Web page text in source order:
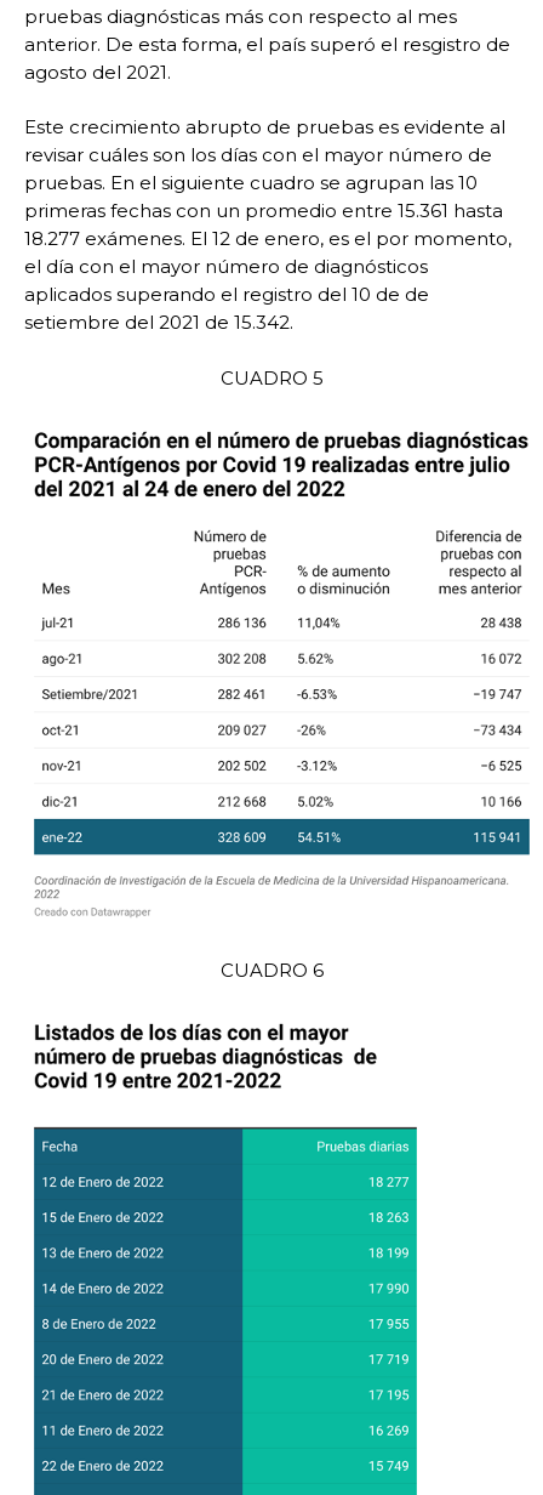
pruebas diagnósticas más con respecto al mes
anterior. De esta forma, el país superó el resgistro de
agosto del 2021.
Este crecimiento abrupto de pruebas es evidente al
revisar cuáles son los días con el mayor número de
pruebas. En el siguiente cuadro se agrupan las 10
primeras fechas con un promedio entre 15.361 hasta
18.277 exámenes. El 12 de enero, es el por momento,
el día con el mayor número de diagnósticos
aplicados superando el registro del 10 de de
setiembre del 2021 de 15.342.
CUADRO 5
CUADRO 6